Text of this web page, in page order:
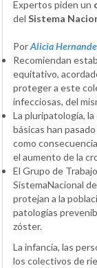
Expertos piden un
del Sistema
PorAlicia
Recomiendan
equitativo,
proteger a este
infecciosas, del
La pluripatología,
básicas han
como
el aumento de la
El Grupo de
SistemaNacional
protejan a la
patologías
zóster.
La infancia, las
los colectivos de